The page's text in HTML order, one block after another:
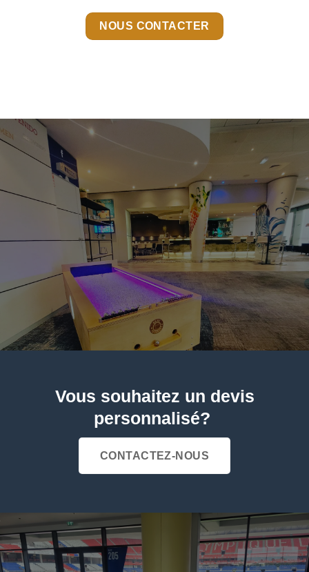
NOUS CONTACTER
Vous souhaitez un devis
personnalisé?
CONTACTEZ-NOUS